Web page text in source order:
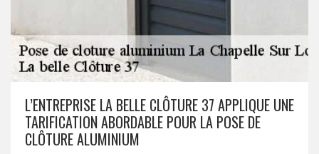
L’ENTREPRISE LA BELLE CLÔTURE 37 APPLIQUE UNE
TARIFICATION ABORDABLE POUR LA POSE DE
CLÔTURE ALUMINIUM